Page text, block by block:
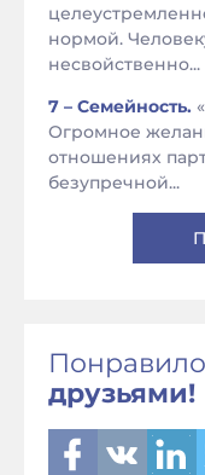
нормой.
несвойственно...
7 – Семейность.
Огромное
отношениях
безупречной...
друзьями!